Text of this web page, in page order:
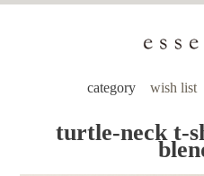
category wish list
turtle-neck t-